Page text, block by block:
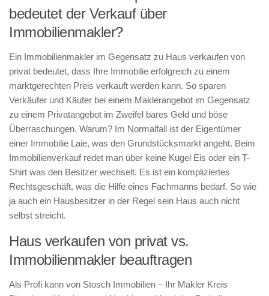
bedeutet der Verkauf über
Immobilienmakler?
Ein Immobilienmakler im Gegensatz zu Haus verkaufen von
privat bedeutet, dass Ihre Immobilie erfolgreich zu einem
marktgerechten Preis verkauft werden kann. So sparen
Verkäufer und Käufer bei einem Maklerangebot im Gegensatz
zu einem Privatangebot im Zweifel bares Geld und böse
Überraschungen. Warum? Im Normalfall ist der Eigentümer
einer Immobilie Laie, was den Grundstücksmarkt angeht. Beim
Immobilienverkauf redet man über keine Kugel Eis oder ein T-
Shirt was den Besitzer wechselt. Es ist ein kompliziertes
Rechtsgeschäft, was die Hilfe eines Fachmanns bedarf. So wie
ja auch ein Hausbesitzer in der Regel sein Haus auch nicht
selbst streicht.
Haus verkaufen von privat vs.
Immobilienmakler beauftragen
Als Profi kann von Stosch Immobilien – Ihr Makler Kreis